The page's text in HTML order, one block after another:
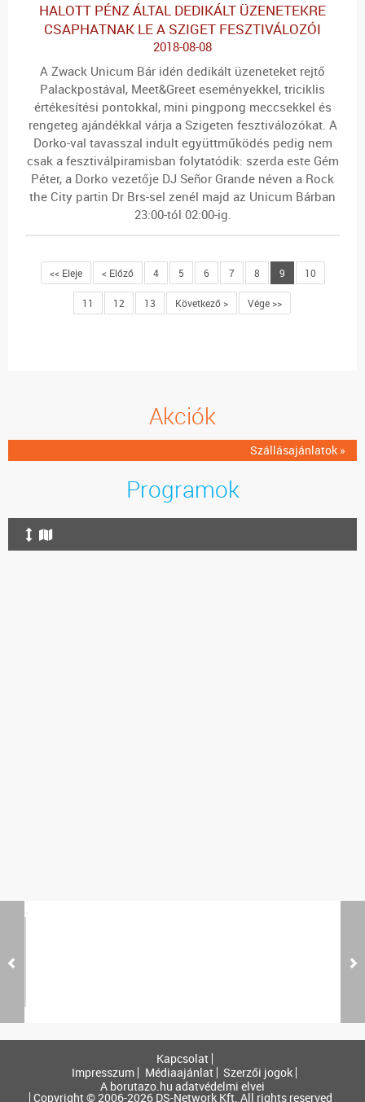
HALOTT PÉNZ ÁLTAL DEDIKÁLT ÜZENETEKRE
CSAPHATNAK LE A SZIGET FESZTIVÁLOZÓI
2018-08-08
A Zwack Unicum Bár idén dedikált üzeneteket rejtő
Palackpostával, Meet&Greet eseményekkel, triciklis
értékesítési pontokkal, mini pingpong meccsekkel és
rengeteg ajándékkal várja a Szigeten fesztiválozókat. A
Dorko-val tavasszal indult együttműködés pedig nem
csak a fesztiválpiramisban folytatódik: szerda este Gém
Péter, a Dorko vezetője DJ Señor Grande néven a Rock
the City partin Dr Brs-sel zenél majd az Unicum Bárban
23:00-tól 02:00-ig.
<< Eleje < Előző 4 5 6 7 8 9 10
11 12 13 Következő > Vége >>
Akciók
Szállásajánlatok »
Programok
Kapcsolat
Impresszum
Médiaajánlat
Szerzői jogok
A borutazo.hu adatvédelmi elvei
Copyright © 2006-2026 DS-Network Kft. All rights reserved